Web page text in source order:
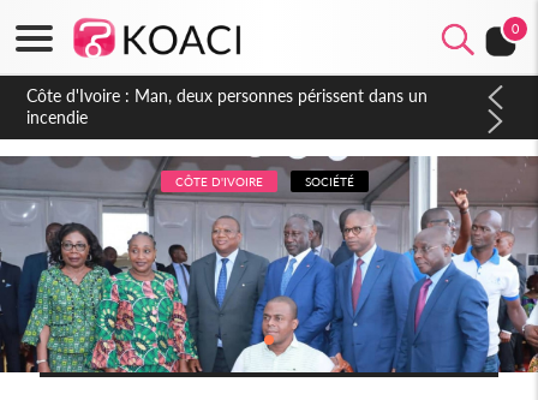
0
Côte d'Ivoire : Séileu, la célébration de la fête nationale
transformée en vaste campagne contre les produits
dépigmentants dangereux
CÔTE D'IVOIRE SOCIÉTÉ